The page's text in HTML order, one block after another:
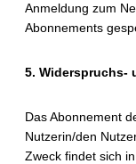
Anmeldung zum
Abonnements
5. Widerspruchs-
Das Abonnement
Nutzerin/den
Zweck findet sich